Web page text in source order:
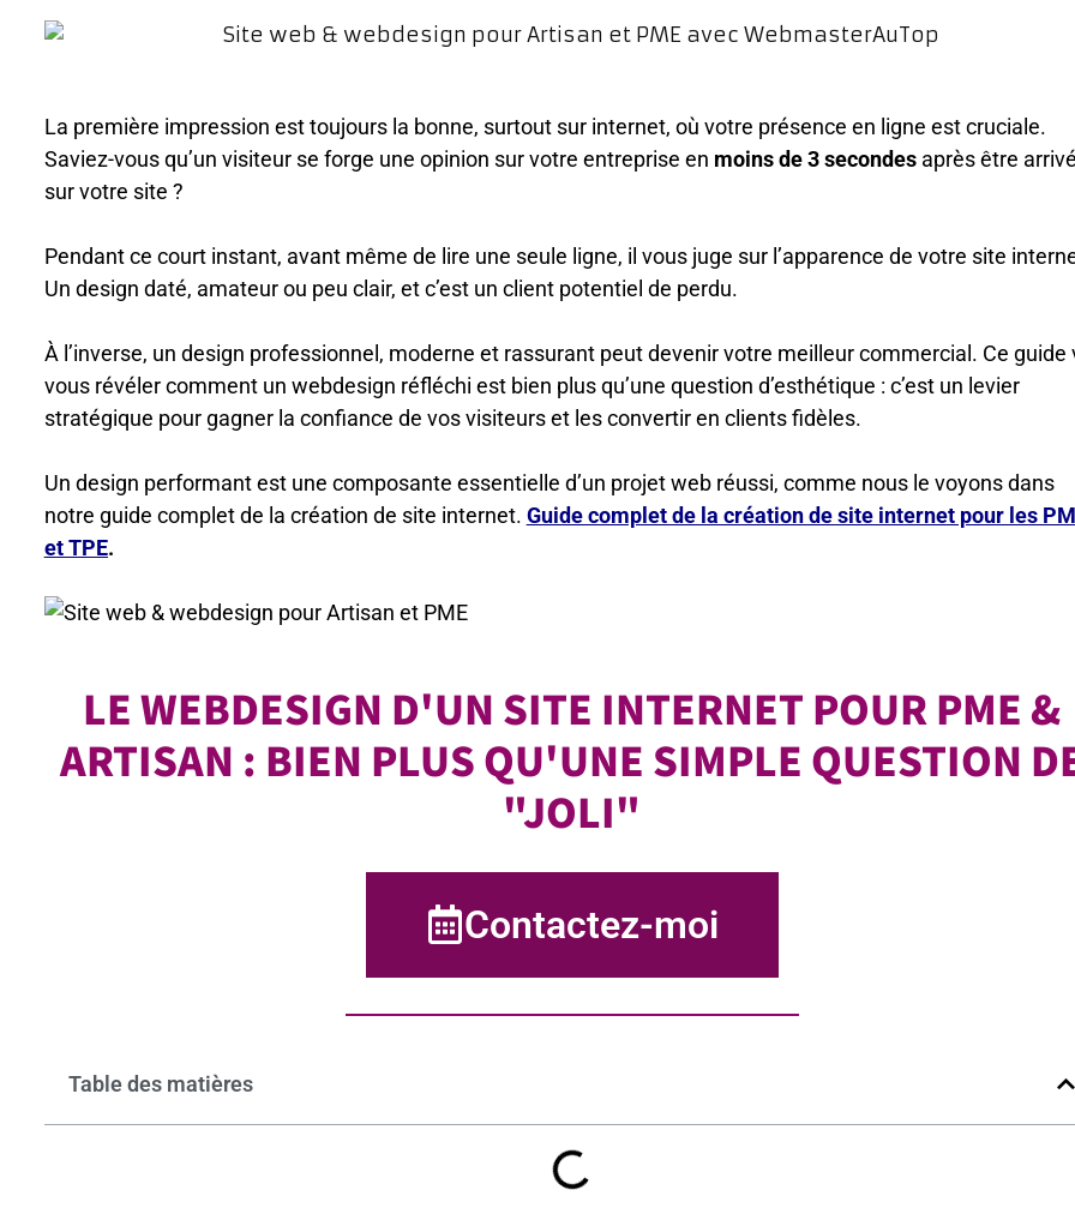
La première impression est toujours la bonne, surtout sur internet, où votre présence en ligne est cruciale.
Saviez-vous qu’un visiteur se forge une opinion sur votre entreprise en moins de 3 secondesaprès être
sur votre site ?
Pendant ce court instant, avant même de lire une seule ligne, il vous juge sur l’apparence de votre site
Un design daté, amateur ou peu clair, et c’est un client potentiel de perdu.
À l’inverse, un design professionnel, moderne et rassurant peut devenir votre meilleur commercial. Ce guide
vous révéler comment un webdesign réfléchi est bien plus qu’une question d’esthétique : c’est un levier
stratégique pour gagner la confiance de vos visiteurs et les convertir en clients fidèles.
Un design performant est une composante essentielle d’un projet web réussi, comme nous le voyons dans
notre guide complet de la création de site internet. Guide complet de la création de site internet pour les
et TPE.
LE WEBDESIGN D'UN SITE INTERNET POUR PME &
ARTISAN : BIEN PLUS QU'UNE SIMPLE QUESTION
"JOLI"
Contactez-moi
Table des matières